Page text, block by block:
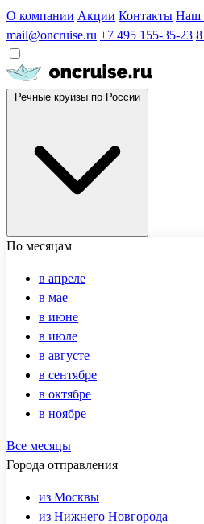
О компании Акции Контакты Наш
mail@oncruise.ru +7 495 155-35-23
По месяцам
в апреле
в мае
в июне
в июле
в августе
в сентябре
в октябре
в ноябре
Все месяцы
Города отправления
из Москвы
из Нижнего Новгорода